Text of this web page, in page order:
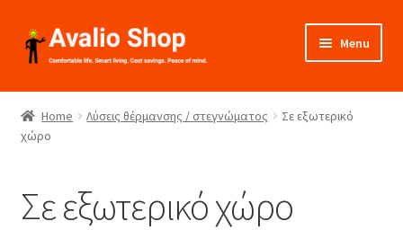
Skip
to
Skip
to
Menu
About Us
Shop
Home Λύσεις θέρμανσης / στεγνώματος
Σε εξωτερικό
χώρο
Σε εξωτερικό χώρο